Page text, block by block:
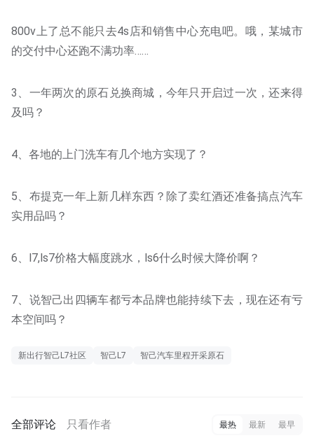
800v上了总不能只去4s店和销售中心充电吧。哦，某城市
的交付中心还跑不满功率……
3、一年两次的原石兑换商城，今年只开启过一次，还来得
及吗？
4、各地的上门洗车有几个地方实现了？
5、布提克一年上新几样东西？除了卖红酒还准备搞点汽车
实用品吗？
6、l7,ls7价格大幅度跳水，ls6什么时候大降价啊？
7、说智己出四辆车都亏本品牌也能持续下去，现在还有亏
本空间吗？
新出行智己L7社区 智己L7 智己汽车里程开采原石
全部评论 只看作者 最热 最新 最早